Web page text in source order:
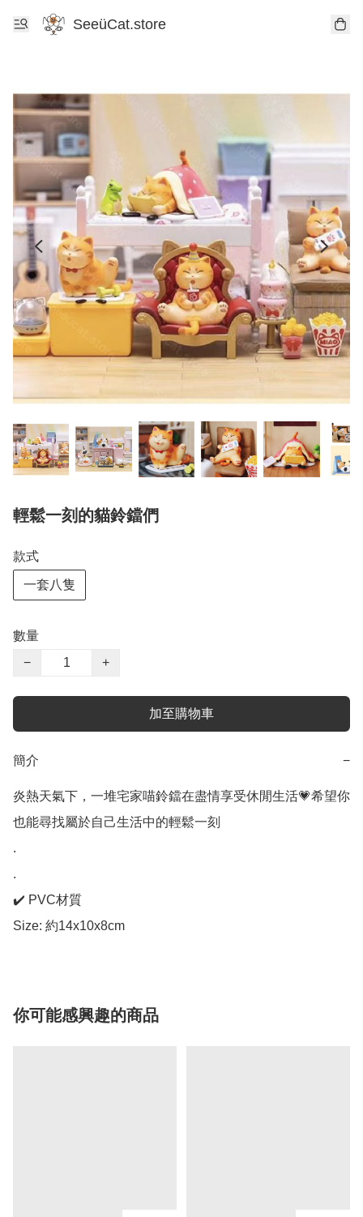
SeeüCat.store
輕鬆一刻的貓鈴鐺們
款式
一套八隻
數量
−
+
加至購物車
簡介 −
炎熱天氣下，一堆宅家喵鈴鐺在盡情享受休閒生活💗希望你
也能尋找屬於自己生活中的輕鬆一刻
.
.
✔️ PVC材質
Size: 約14x10x8cm
你可能感興趣的商品